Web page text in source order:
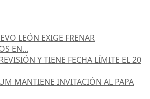
LEÓN EXIGE FRENAR
EN...
Y TIENE FECHA LÍMITE EL 20
MANTIENE INVITACIÓN AL PAPA